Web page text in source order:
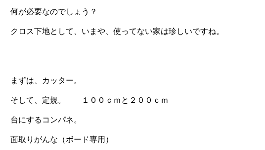
何が必要なのでしょう？
クロス下地として、いまや、使ってない家は珍しいですね。
まずは、カッター。
そして、定規。 １００ｃｍと２００ｃｍ
台にするコンパネ。
面取りがんな（ボード専用）